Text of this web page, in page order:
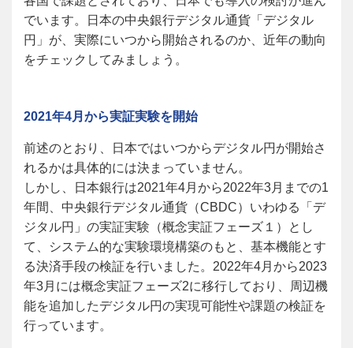
でいます。日本の中央銀行デジタル通貨「デジタル
円」が、実際にいつから開始されるのか、近年の動向
をチェックしてみましょう。
2021年4月から実証実験を開始
前述のとおり、日本ではいつからデジタル円が開始さ
れるかは具体的には決まっていません。
しかし、日本銀行は2021年4月から2022年3月までの1
年間、中央銀行デジタル通貨（CBDC）いわゆる「デ
ジタル円」の実証実験（概念実証フェーズ１）とし
て、システム的な実験環境構築のもと、基本機能とす
る決済手段の検証を行いました。2022年4月から2023
年3月には概念実証フェーズ2に移行しており、周辺機
能を追加したデジタル円の実現可能性や課題の検証を
行っています。